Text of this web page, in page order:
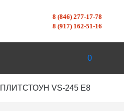
8 (846) 277-17-78
8 (917) 162-51-16
0
VS-245 E8